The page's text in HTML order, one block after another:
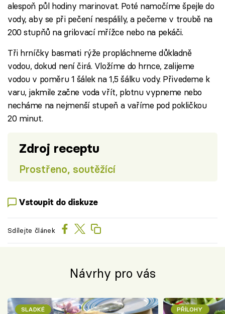
alespoň půl hodiny marinovat. Poté namočíme špejle do
vody, aby se při pečení nespálily, a pečeme v troubě na
200 stupňů na grilovací mřížce nebo na pekáči.
Tři hrníčky basmati rýže propláchneme důkladně
vodou, dokud není čirá. Vložíme do hrnce, zalijeme
vodou v poměru 1 šálek na 1,5 šálku vody. Přivedeme k
varu, jakmile začne voda vřít, plotnu vypneme nebo
necháme na nejmenší stupeň a vaříme pod pokličkou
20 minut.
Zdroj receptu
Prostřeno, soutěžící
Vstoupit do diskuze
Sdílejte článek
Návrhy pro vás
SLADKÉ PŘÍLOHY